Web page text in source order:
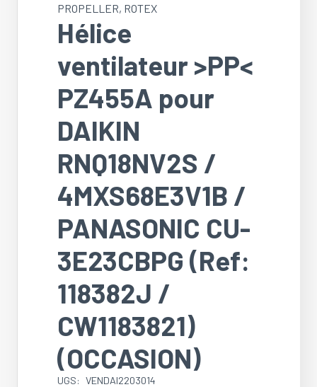
PROPELLER, ROTEX
Hélice
ventilateur >PP<
PZ455A pour
DAIKIN
RNQ18NV2S /
4MXS68E3V1B /
PANASONIC CU-
3E23CBPG (Ref:
118382J /
CW1183821)
(OCCASION)
UGS: VENDAI2203014